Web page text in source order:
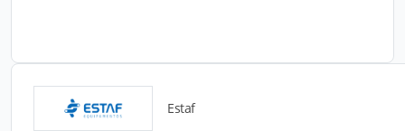
Estaf
Catálogos para Download